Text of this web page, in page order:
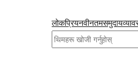
लोकप्रियनवीनतमसमुदाय
खोज्नुहोस्